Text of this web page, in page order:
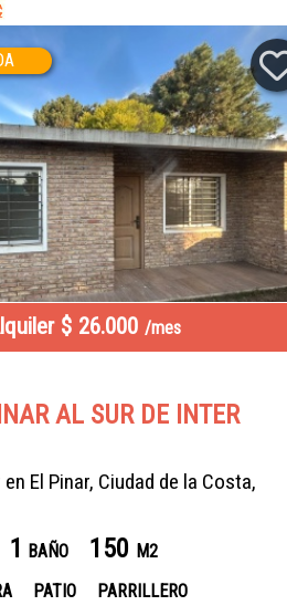
$ 26.000 /mes
AL SUR DE INTER
El Pinar, Ciudad de la Costa,
1 BAÑO 150 M2
PATIO PARRILLERO